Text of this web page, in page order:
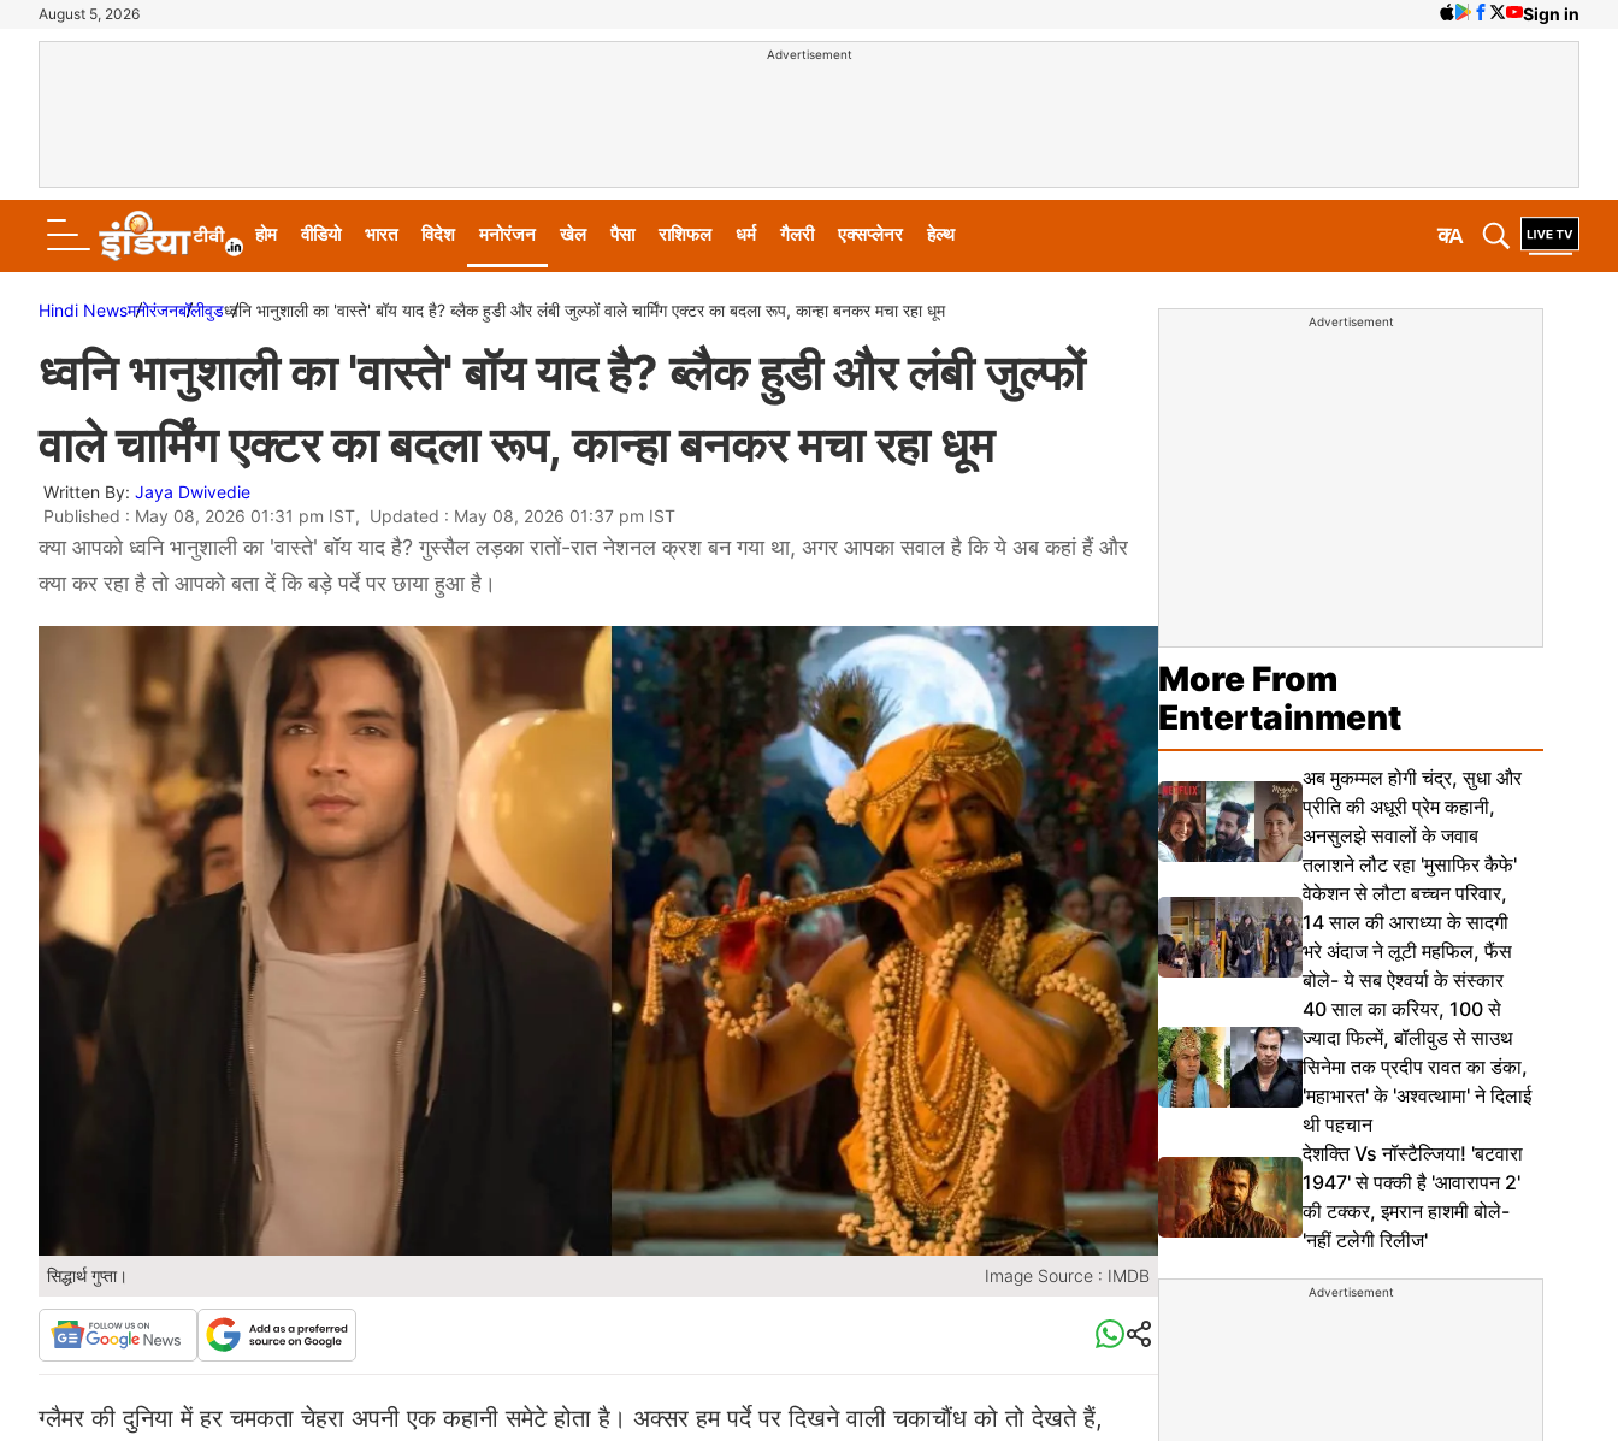
August 5, 2026 Sign in
Advertisement
होम वीडियो भारत विदेश मनोरंजन खेल पैसा राशिफल धर्म गैलरी एक्सप्लेनर हेल्थ A
क
Hindi Newsमनोरंजनबॉलीवुडध्वनि भानुशाली का 'वास्ते' बॉय याद है? ब्लैक हुडी और लंबी जुल्फों वाले चार्मिंग एक्टर का बदला रूप, कान्हा बनकर मचा रहा धूम
ध्वनि भानुशाली का 'वास्ते' बॉय याद है? ब्लैक हुडी और लंबी जुल्फों
वाले चार्मिंग एक्टर का बदला रूप, कान्हा बनकर मचा रहा धूम
Written By: Jaya Dwivedie
Published : May 08, 2026 01:31 pm IST, Updated : May 08, 2026 01:37 pm IST
क्या आपको ध्वनि भानुशाली का 'वास्ते' बॉय याद है? गुस्सैल लड़का रातों-रात नेशनल क्रश बन गया था, अगर आपका सवाल है कि ये अब कहां हैं और
क्या कर रहा है तो आपको बता दें कि बड़े पर्दे पर छाया हुआ है।
सिद्धार्थ गुप्ता। Image Source : IMDB
ग्लैमर की दुनिया में हर चमकता चेहरा अपनी एक कहानी समेटे होता है। अक्सर हम पर्दे पर दिखने वाली चकाचौंध को तो देखते हैं,
Advertisement
More From
Entertainment
अब मुकम्मल होगी चंद्र, सुधा और
प्रीति की अधूरी प्रेम कहानी,
अनसुलझे सवालों के जवाब
तलाशने लौट रहा 'मुसाफिर कैफे'
वेकेशन से लौटा बच्चन परिवार,
14 साल की आराध्या के सादगी
भरे अंदाज ने लूटी महफिल, फैंस
बोले- ये सब ऐश्वर्या के संस्कार
40 साल का करियर, 100 से
ज्यादा फिल्में, बॉलीवुड से साउथ
सिनेमा तक प्रदीप रावत का डंका,
'महाभारत' के 'अश्वत्थामा' ने दिलाई
थी पहचान
देशक्ति Vs नॉस्टैल्जिया! 'बटवारा
1947' से पक्की है 'आवारापन 2'
की टक्कर, इमरान हाशमी बोले-
'नहीं टलेगी रिलीज'
Advertisement